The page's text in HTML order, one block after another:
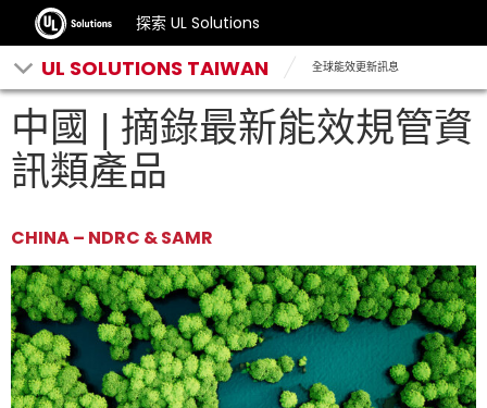
探索 UL Solutions
UL SOLUTIONS TAIWAN 全球能效更新訊息
中國 | 摘錄最新能效規管資
訊類產品
CHINA – NDRC & SAMR